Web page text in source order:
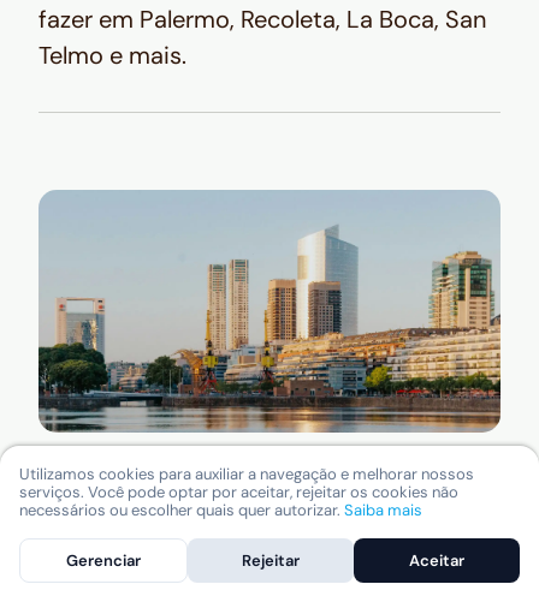
fazer em Palermo, Recoleta, La Boca, San
Telmo e mais.
Onde ficar em Buenos Aires?
Melhores bairros para se
hospedar
Descubra os melhores bairros para se
Utilizamos cookies para auxiliar a navegação e melhorar nossos
serviços. Você pode optar por aceitar, rejeitar os cookies não
necessários ou escolher quais quer autorizar. Saiba mais
Gerenciar Rejeitar Aceitar